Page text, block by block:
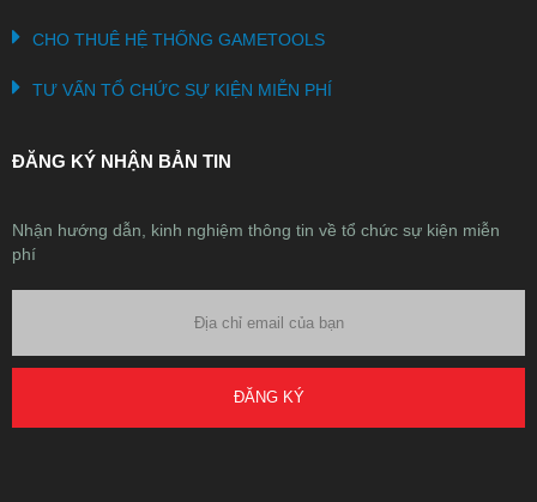
CHO THUÊ HỆ THỐNG GAMETOOLS
TƯ VẤN TỔ CHỨC SỰ KIỆN MIỄN PHÍ
ĐĂNG KÝ NHẬN BẢN TIN
Nhận hướng dẫn, kinh nghiệm thông tin về tổ chức sự kiện miễn
phí
ĐĂNG KÝ